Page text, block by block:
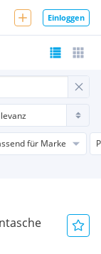
Einloggen
für Marke